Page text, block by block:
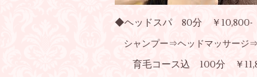
◆ヘッドスパ 80分 ￥10,800-
シャンプー⇒ヘッドマッサージ
育毛コース込 100分 ￥